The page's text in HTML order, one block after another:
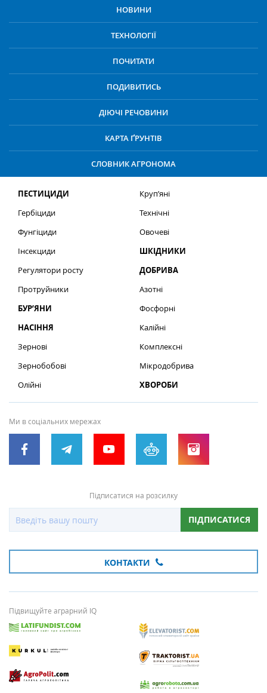
НОВИНИ
ТЕХНОЛОГІЇ
ПОЧИТАТИ
ПОДИВИТИСЬ
ДІЮЧІ РЕЧОВИНИ
КАРТА ҐРУНТІВ
СЛОВНИК АГРОНОМА
ПЕСТИЦИДИ
Гербіциди
Фунгіциди
Інсекциди
Регулятори росту
Протруйники
БУР’ЯНИ
НАСІННЯ
Зернові
Зернобобові
Олійні
Круп’яні
Технічні
Овочеві
ШКІДНИКИ
ДОБРИВА
Азотні
Фосфорні
Калійні
Комплексні
Мікродобрива
ХВОРОБИ
Ми в соціальних мережах
Підписатися на розсилку
ПІДПИСАТИСЯ
КОНТАКТИ
Підвищуйте аграрний IQ